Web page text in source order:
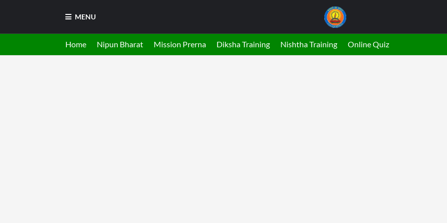
MENU
Home Nipun Bharat Mission Prerna Diksha Training Nishtha Training Online Quiz